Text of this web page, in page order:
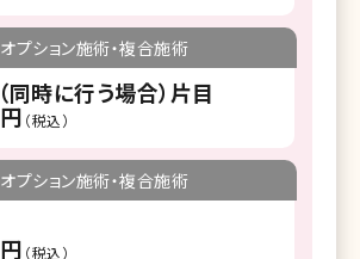
オプション施術・複合施術
同時に行う場合）片目
（税込）
オプション施術・複合施術
（税込）